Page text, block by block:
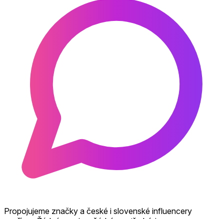
Propojujeme značky a české i slovenské influencery